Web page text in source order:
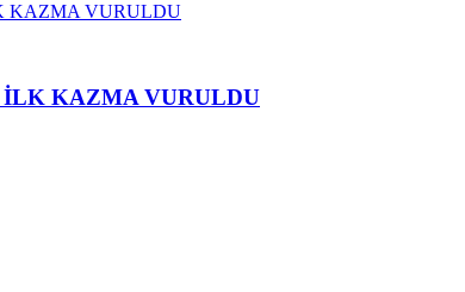
İLK KAZMA VURULDU